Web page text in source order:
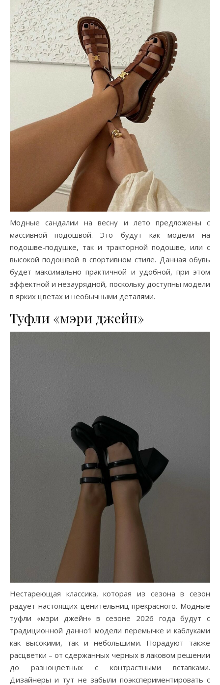
Модные сандалии на весну и лето предложены с
массивной подошвой. Это будут как модели на
подошве-подушке, так и тракторной подошве, или с
высокой подошвой в спортивном стиле. Данная обувь
будет максимально практичной и удобной, при этом
эффектной и незаурядной, поскольку доступны модели
в ярких цветах и необычными деталями.
Туфли «мэри джейн»
Нестареющая классика, которая из сезона в сезон
радует настоящих ценительниц прекрасного. Модные
туфли «мэри джейн» в сезоне 2026 года будут с
традиционной данно1 модели перемычке и каблуками
как высокими, так и небольшими. Порадуют также
расцветки – от сдержанных черных в лаковом решении
до разноцветных с контрастными вставками.
Дизайнеры и тут не забыли поэкспериментировать с